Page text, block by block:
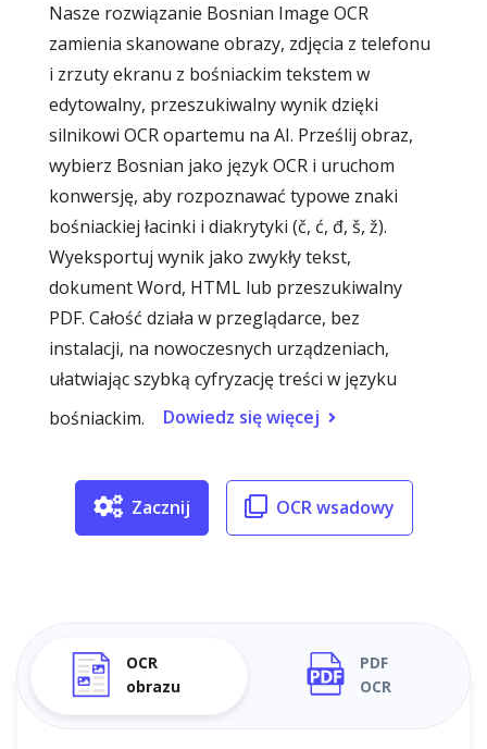
Nasze rozwiązanie Bosnian Image OCR
zamienia skanowane obrazy, zdjęcia z telefonu
i zrzuty ekranu z bośniackim tekstem w
edytowalny, przeszukiwalny wynik dzięki
silnikowi OCR opartemu na AI. Prześlij obraz,
wybierz Bosnian jako język OCR i uruchom
konwersję, aby rozpoznawać typowe znaki
bośniackiej łacinki i diakrytyki (č, ć, đ, š, ž).
Wyeksportuj wynik jako zwykły tekst,
dokument Word, HTML lub przeszukiwalny
PDF. Całość działa w przeglądarce, bez
instalacji, na nowoczesnych urządzeniach,
ułatwiając szybką cyfryzację treści w języku
bośniackim.
Dowiedz się więcej
Zacznij OCR wsadowy
OCR
obrazu
PDF
OCR